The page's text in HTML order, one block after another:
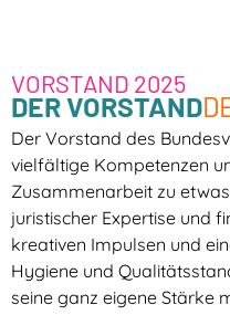
VORSTAND 2025
DER VORSTAND
Der Vorstand des
vielfältige Kompetenzen
Zusammenarbeit zu
juristischer Expertise und
kreativen Impulsen und
Hygiene und
seine ganz eigene Stärke